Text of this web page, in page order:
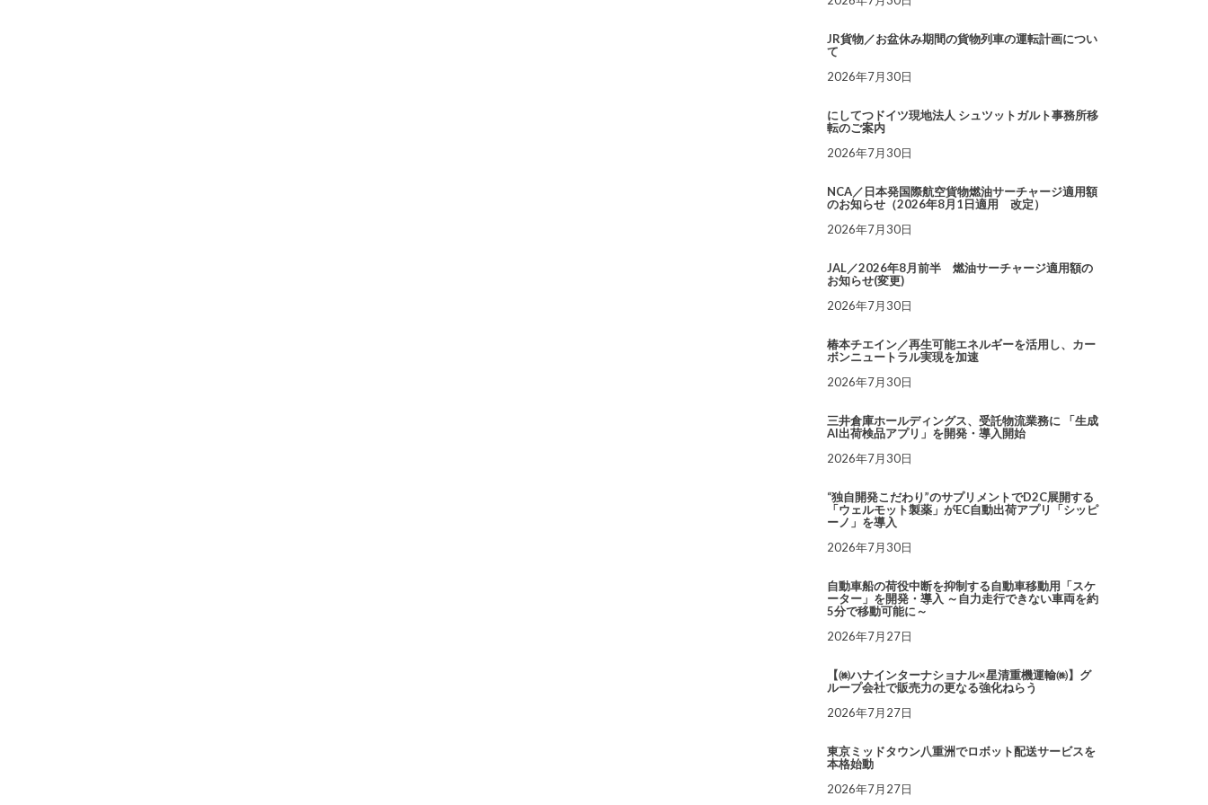
JR貨物／お盆休み期間の貨物列車の運転計画につい
て
2026年7月30日
にしてつドイツ現地法人 シュツットガルト事務所移
転のご案内
2026年7月30日
NCA／日本発国際航空貨物燃油サーチャージ適用額
のお知らせ（2026年8月1日適用 改定）
2026年7月30日
JAL／2026年8月前半 燃油サーチャージ適用額の
お知らせ(変更)
2026年7月30日
椿本チエイン／再生可能エネルギーを活用し、カー
ボンニュートラル実現を加速
2026年7月30日
三井倉庫ホールディングス、受託物流業務に 「生成
AI出荷検品アプリ」を開発・導入開始
2026年7月30日
“独自開発こだわり”のサプリメントでD2C展開する
「ウェルモット製薬」がEC自動出荷アプリ「シッピ
ーノ」を導入
2026年7月30日
自動車船の荷役中断を抑制する自動車移動用「スケ
ーター」を開発・導入 ～自力走行できない車両を約
5分で移動可能に～
2026年7月27日
【㈱ハナインターナショナル×星清重機運輸㈱】グ
ループ会社で販売力の更なる強化ねらう
2026年7月27日
東京ミッドタウン八重洲でロボット配送サービスを
本格始動
2026年7月27日